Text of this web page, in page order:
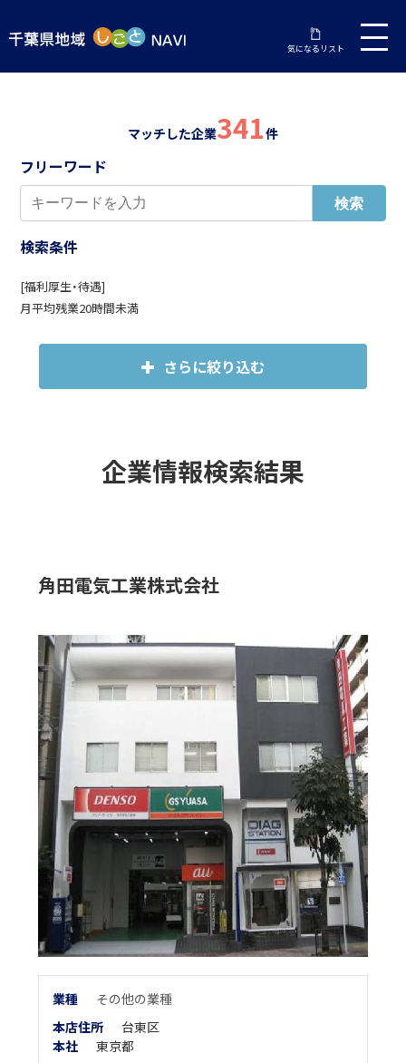
気になるリスト
マッチした企業341件
フリーワード
検索条件
[福利厚生・待遇]
月平均残業20時間未満
さらに絞り込む
企業情報検索結果
角田電気工業株式会社
業種
その他の業種
本店住所
台東区
本社
東京都